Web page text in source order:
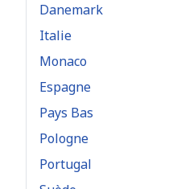
Danemark
Italie
Monaco
Espagne
Pays Bas
Pologne
Portugal